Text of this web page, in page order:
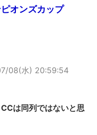
オンズカップ
08(水) 20:59:54
は同列ではないと思